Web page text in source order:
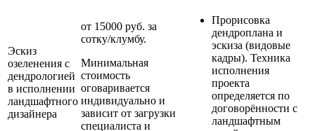
Эскиз
озеленения с
дендрологией
в исполнении
ландшафтного
дизайнера
от 15000 руб. за
сотку/клумбу.
Минимальная
стоимость
оговаривается
индивидуально и
зависит от загрузки
специалиста и
Прорисовка
дендроплана и
эскиза (видовые
кадры). Техника
исполнения
проекта
определяется по
договорённости с
ландшафтным